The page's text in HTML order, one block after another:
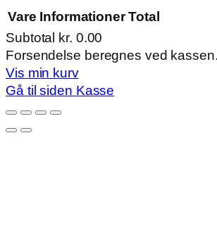
Varer
i
indkøbskurv
Vare Informationer Total
Subtotal kr. 0.00
Forsendelse beregnes ved kassen.
Vis min kurv
Gå til siden Kasse